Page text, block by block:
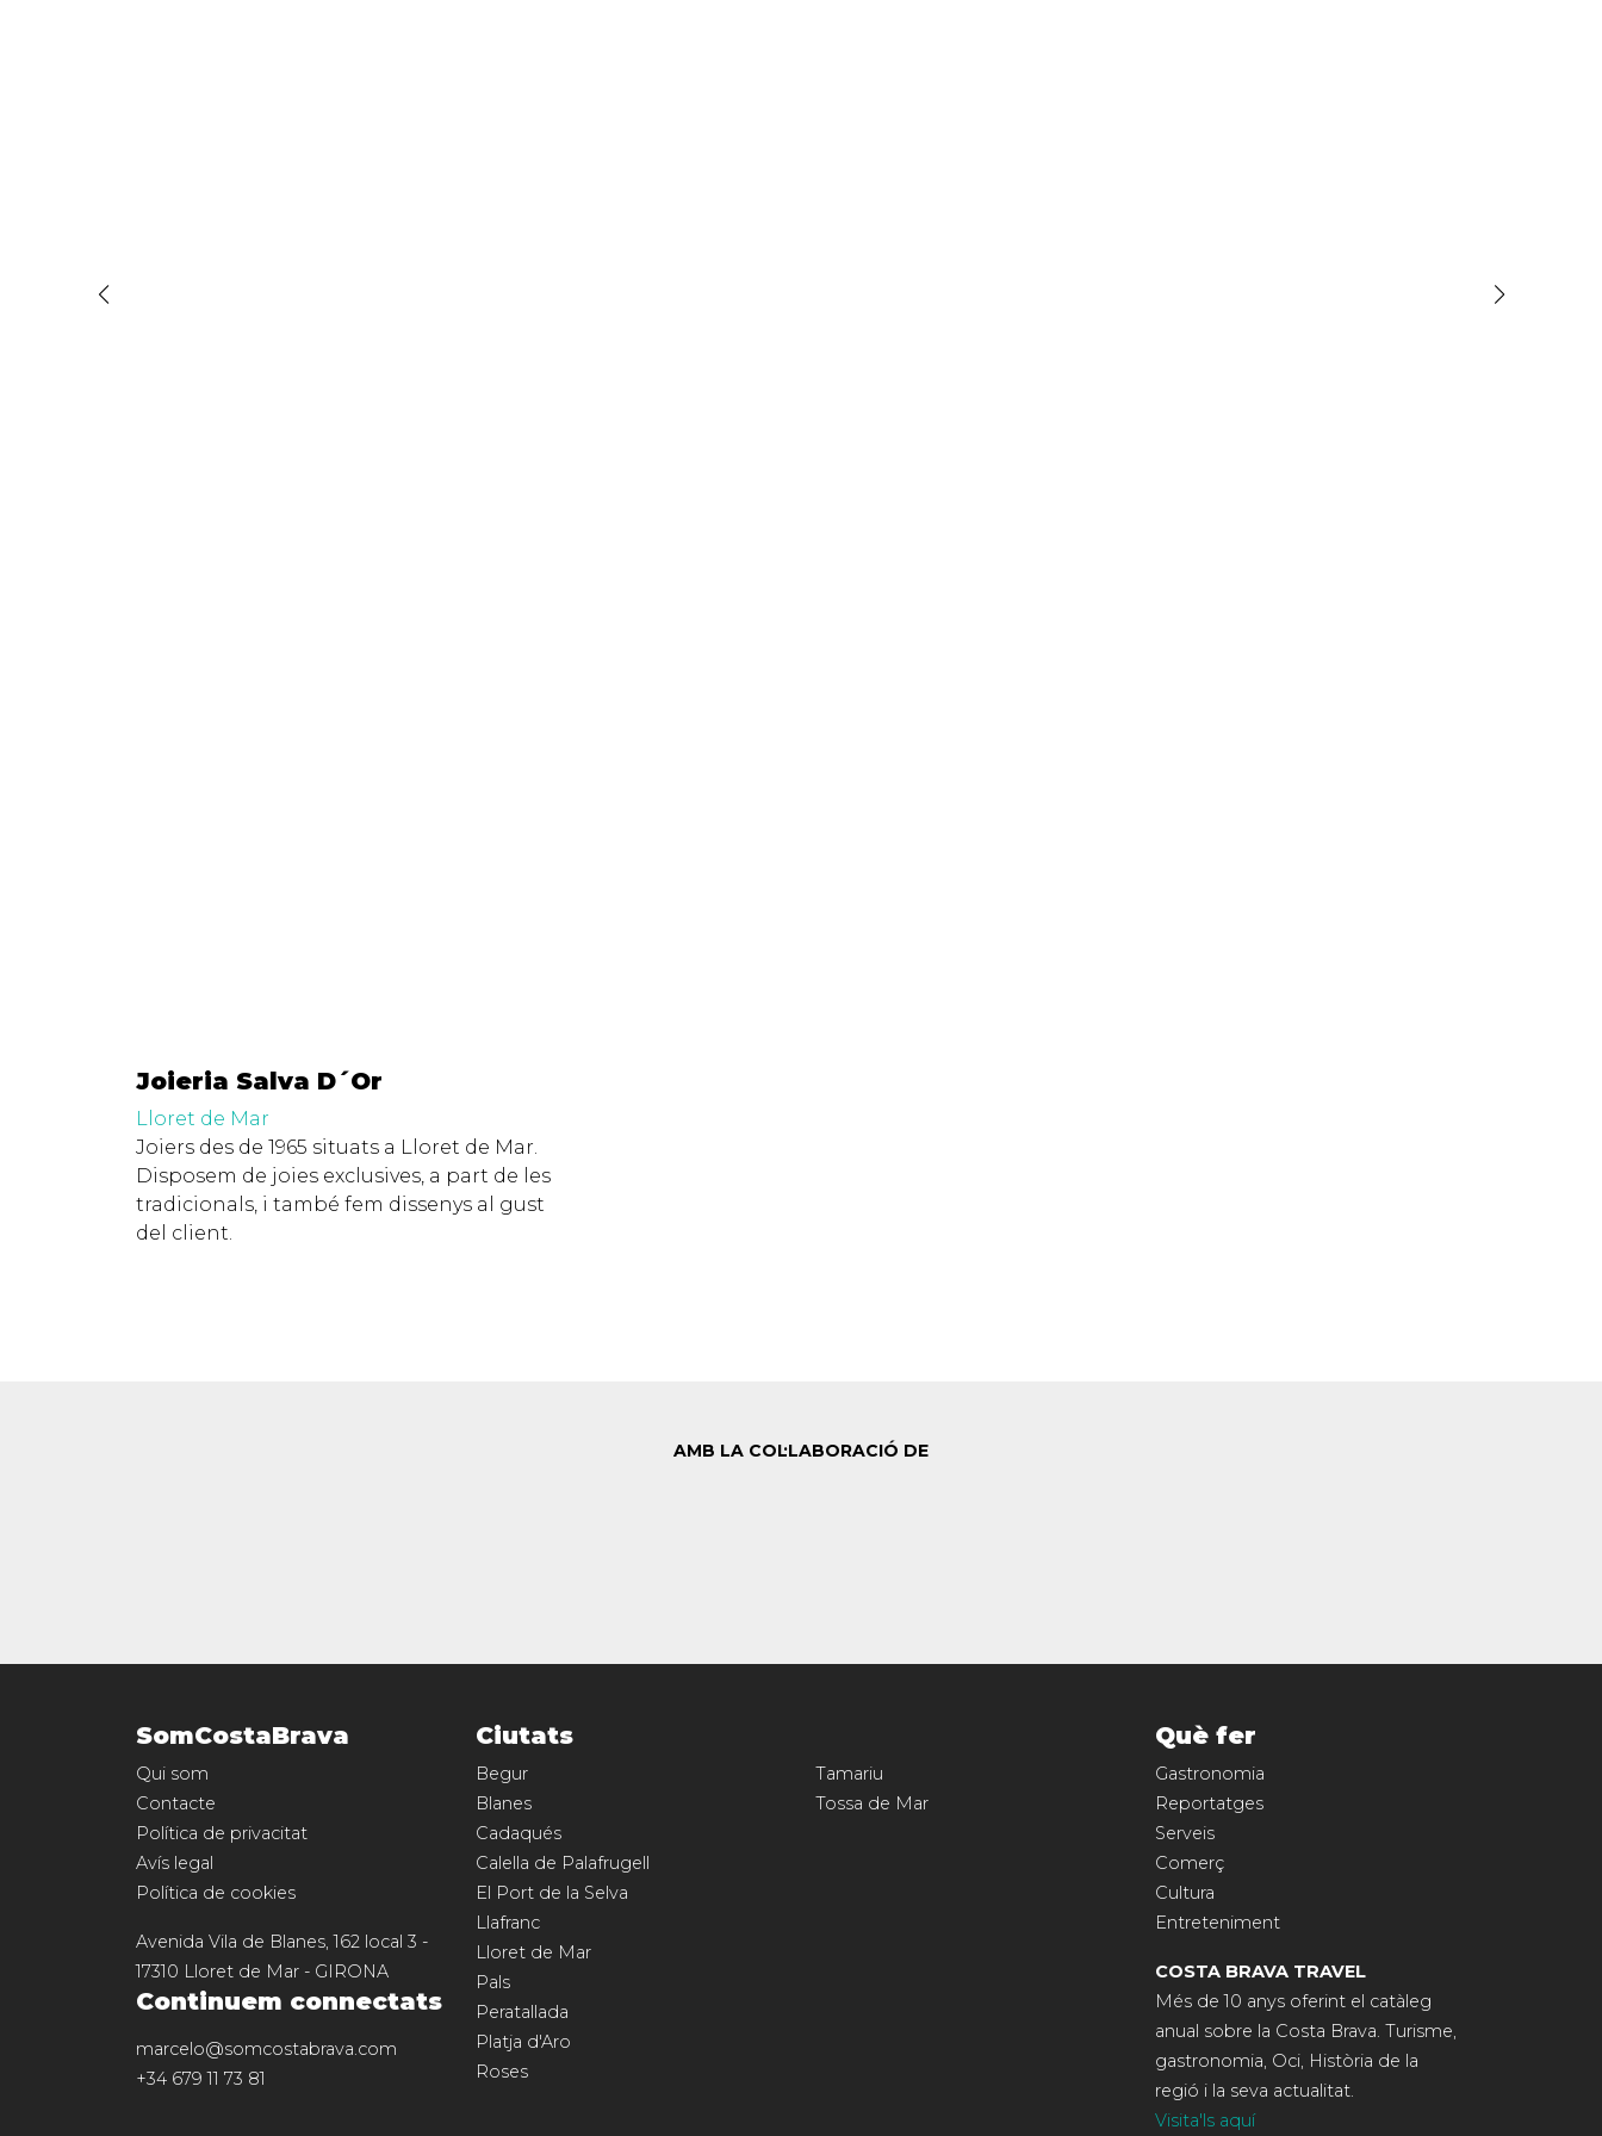
Joieria Salva D´Or
Lloret de Mar
Joiers des de 1965 situats a Lloret de Mar.
Disposem de joies exclusives, a part de les
tradicionals, i també fem dissenys al gust
del client.
AMB LA COL·LABORACIÓ DE
SomCostaBrava
Qui som
Contacte
Política de privacitat
Avís legal
Política de cookies
Avenida Vila de Blanes, 162 local 3 -
17310 Lloret de Mar - GIRONA
Continuem connectats
marcelo@somcostabrava.com
+34 679 11 73 81
Ciutats
Begur
Blanes
Cadaqués
Calella de Palafrugell
El Port de la Selva
Llafranc
Lloret de Mar
Pals
Peratallada
Platja d'Aro
Roses
Tamariu
Tossa de Mar
Què fer
Gastronomia
Reportatges
Serveis
Comerç
Cultura
Entreteniment
COSTA BRAVA TRAVEL
Més de 10 anys oferint el catàleg
anual sobre la Costa Brava. Turisme,
gastronomia, Oci, Història de la
regió i la seva actualitat.
Visita'ls aquí